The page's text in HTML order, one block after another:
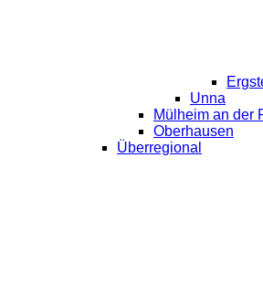
Unna
Mülheim an der
Oberhausen
Überregional